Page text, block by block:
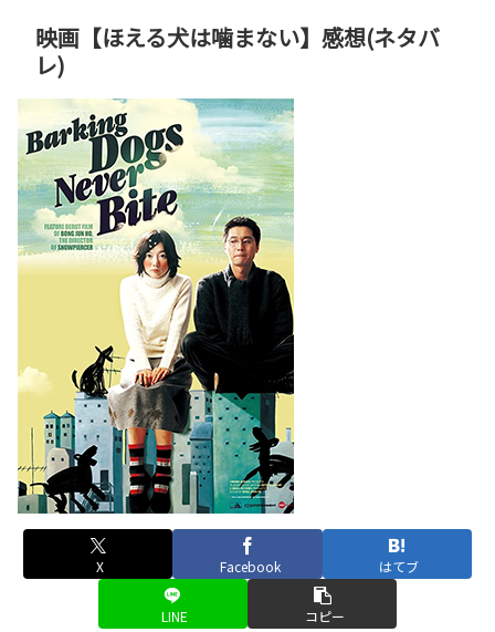
映画【ほえる犬は噛まない】感想(ネタバ
レ)
X Facebook はてブ
LINE コピー